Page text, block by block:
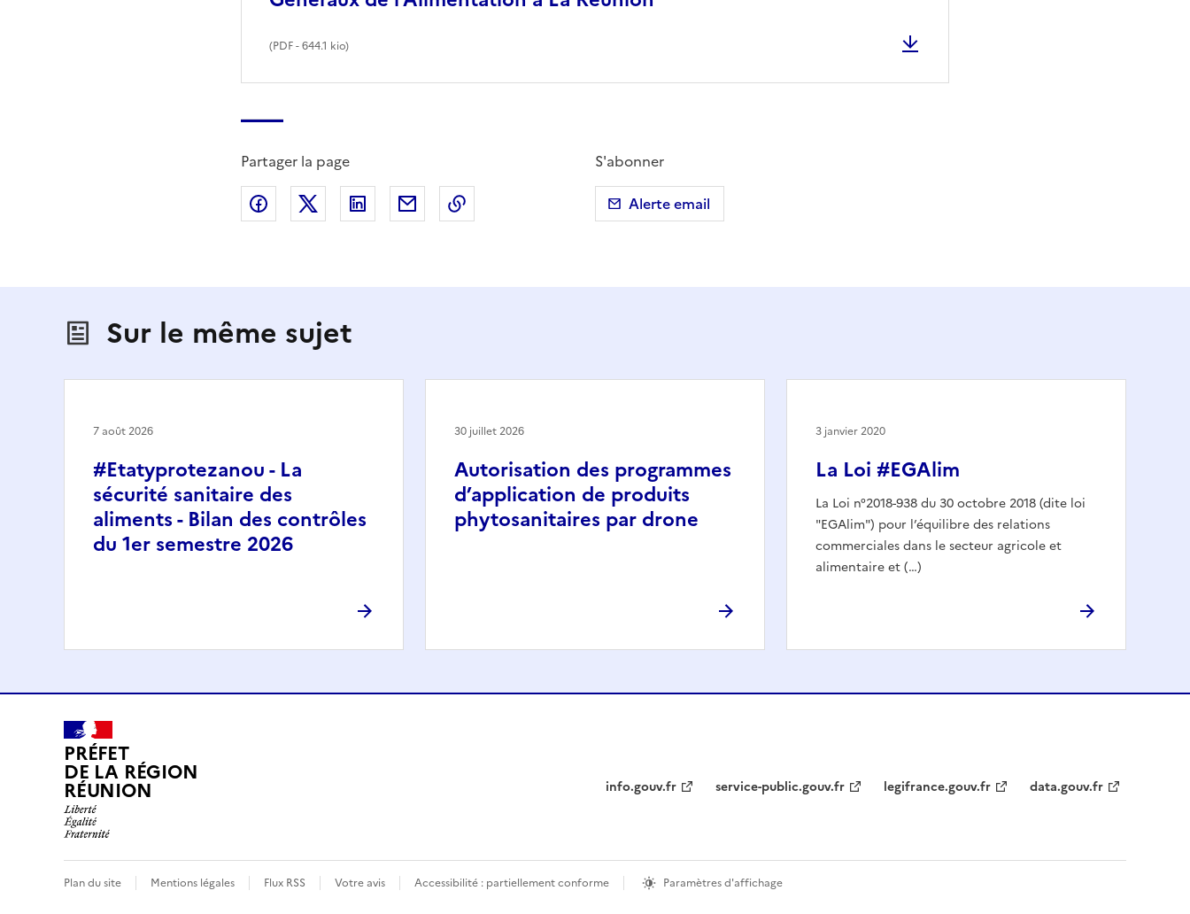
(PDF- 644.1 kio)
Partager la page
Partager sur Facebook
Partager sur X (anciennement Twitter)
Partager sur LinkedIn
Partager par emailCopier dans le presse-papier
S'abonner
Alerte email
Sur le même sujet
#Etatyprotezanou - La
sécurité sanitaire des
aliments - Bilan des contrôles
du 1er semestre 2026
7 août 2026
Autorisation des programmes
d’application de produits
phytosanitaires par drone
30 juillet 2026
La Loi #EGAlim
La Loi n°2018-938 du 30 octobre 2018 (dite loi
"EGAlim") pour l’équilibre des relations
commerciales dans le secteur agricole et
alimentaire et (…)
3 janvier 2020
PRÉFET
DE LA RÉGION
RÉUNION info.gouv.fr service-public.gouv.fr legifrance.gouv.fr data.gouv.fr
Plan du site Mentions légales Flux RSS Votre avis Accessibilité : partiellement conforme Paramètres d'affichage